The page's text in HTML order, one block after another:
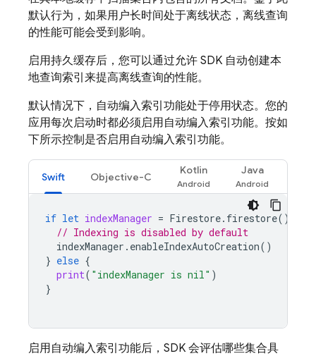
默认行为，如果用户长时间处于离线状态，离线查询
的性能可能会受到影响。
启用持久缓存后，您可以通过允许 SDK 自动创建本
地查询索引来提高离线查询的性能。
默认情况下，自动编入索引功能处于停用状态。您的
应用每次启动时都必须启用自动编入索引功能。按如
下所示控制是否启用自动编入索引功能。
Swift Objective-C
Kotlin Java
if let indexManager = Firestore. firestore().
// Indexing is disabled by default
indexManager . enableIndexAutoCreation()
} else {
print( "indexManager is nil" )
}
启用自动编入索引功能后，SDK 会评估哪些集合具